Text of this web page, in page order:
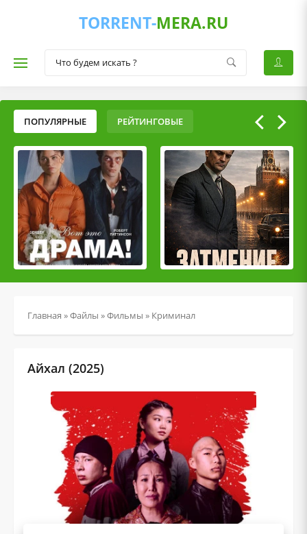
TORRENT-MERA.RU
ПОПУЛЯРНЫЕ РЕЙТИНГОВЫЕ
Главная »Файлы »Фильмы » Криминал
Айхал (2025)